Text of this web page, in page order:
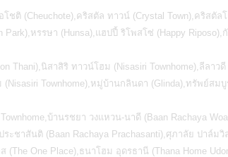
ชติ (Cheuchote),คริสตัล ทาวน์ (Crystal Town),คริสตัล
หรรษา (Hunsa),แฮปปี้ ริโพสโซ่ (Happy Riposo),กั
Thani),นิสาสิริ ทาวน์โฮม (Nisasiri Townhome),ลีลาวดี
Townhome),หมู่บ้านกลินดา (Glinda),ทรัพย์สม
บ้านรชยา วงแหวน-นาดี (Baan Rachaya
ระชาสันติ (Baan Rachaya Prachasanti),ศุภาลัย ปาล์ม
(The One Place),ธนาโฮม อุดรธานี (Thana Home